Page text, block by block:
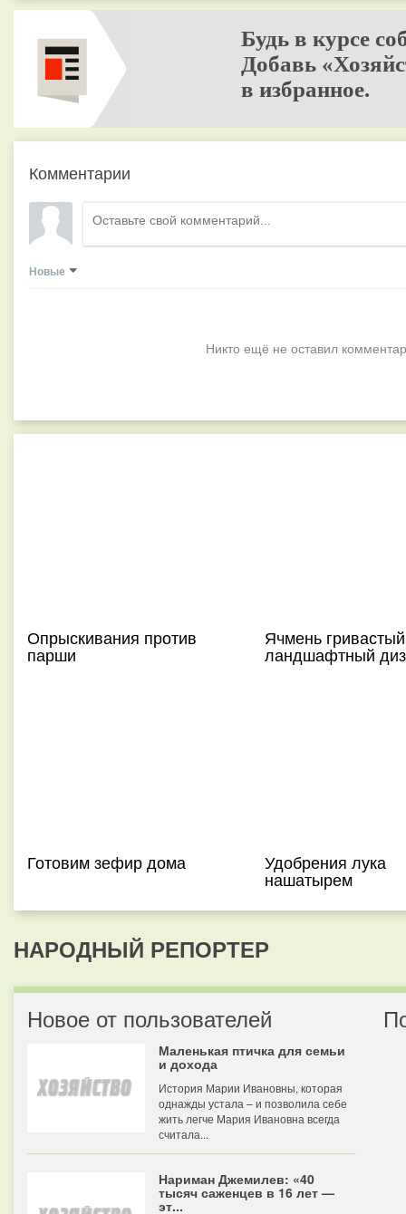
Будь в курсе
Добавь
в избранное.
Комментарии
Новые
Никто ещё не оставил
Опрыскивания против
парши
Ячмень
ландшафтный
Готовим зефир дома Удобрения лука
нашатырем
НАРОДНЫЙ РЕПОРТЕР
Новое от пользователей
Маленькая птичка для семьи
и дохода
История Марии Ивановны, которая
однажды устала – и позволила себе
жить легче Мария Ивановна всегда
считала...
Нариман Джемилев: «40
тысяч саженцев в 16 лет —
эт...